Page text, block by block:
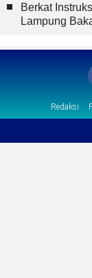
Berkat
Lampung
Redaksi